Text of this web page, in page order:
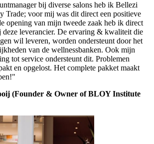
bij diverse salons heb ik Bellezi
Trade; voor mij was dit direct een positieve
opening van mijn tweede zaak heb ik direct
deze leverancier. De ervaring & kwaliteit die
wil leveren, worden ondersteunt door het
van de wellnessbanken. Ook mijn
tot service ondersteunt dit. Problemen
en opgelost. Het complete pakket maakt
(Founder & Owner of BLOY Institute